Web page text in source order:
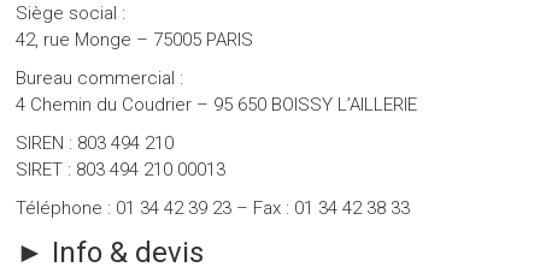
Siège social :
42, rue Monge – 75005 PARIS
Bureau commercial :
4 Chemin du Coudrier – 95 650 BOISSY L’AILLERIE
SIREN : 803 494 210
SIRET : 803 494 210 00013
Téléphone : 01 34 42 39 23 – Fax : 01 34 42 38 33
► Info & devis